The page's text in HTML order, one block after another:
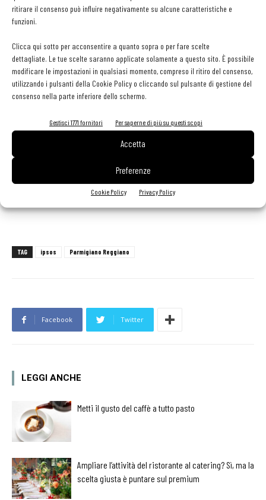
ritirare il consenso può influire negativamente su alcune caratteristiche e
funzioni.
Clicca qui sotto per acconsentire a quanto sopra o per fare scelte
dettagliate. Le tue scelte saranno applicate solamente a questo sito. È possibile
modificare le impostazioni in qualsiasi momento, compreso il ritiro del consenso,
utilizzando i pulsanti della Cookie Policy o cliccando sul pulsante di gestione del
consenso nella parte inferiore dello schermo.
Gestisci 1771 fornitori Per saperne di più su questi scopi
Accetta
Preferenze
Cookie Policy Privacy Policy
chiesto di voler sapere il tipo o la marca di formaggio utilizzato nella
condire il piatto e il 77% di grattugiare il formaggio direttamente al
tavolo al momento della consumazione. Ora è ancora più evidente che,
chi frequenta i ristoranti, è interessato a conoscere il nome e la filiera
dei formaggi che consuma: in particolare il luogo di produzione, il
Reggiano è al fianco dei ristoratori per soddisfare queste curiosità.
L’obiettivo, dopo un anno e mezzo terribile, è quello di portare le
persone al ristorante e contribuire al rilancio di questo settore
strategico per tutte le produzioni agroalimentari di qualità».
TAG ipsos Parmigiano Reggiano
Facebook Twitter
LEGGI ANCHE
Metti il gusto del caffè a tutto pasto
Ampliare l’attività del ristorante al catering? Sì, ma la
scelta giusta è puntare sul premium